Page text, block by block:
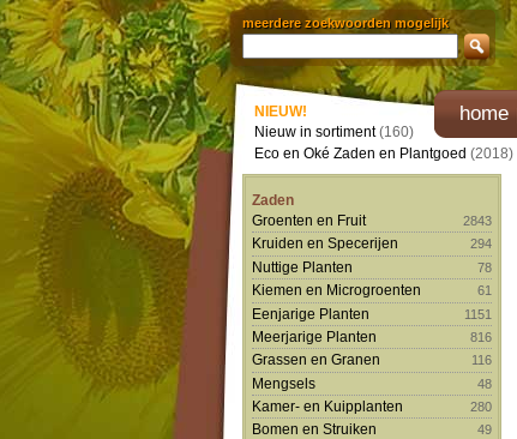
meerdere zoekwoorden mogelijk
home
NIEUW!
Nieuw in sortiment(160)
Eco en Oké Zaden en Plantgoed (2018)
Zaden
Groenten en Fruit
2843
Kruiden en Specerijen 294
Nuttige Planten 78
Kiemen en Microgroenten 61
Eenjarige Planten 1151
Meerjarige Planten 816
Grassen en Granen 116
Mengsels 48
Kamer- en Kuipplanten 280
Bomen en Struiken 49